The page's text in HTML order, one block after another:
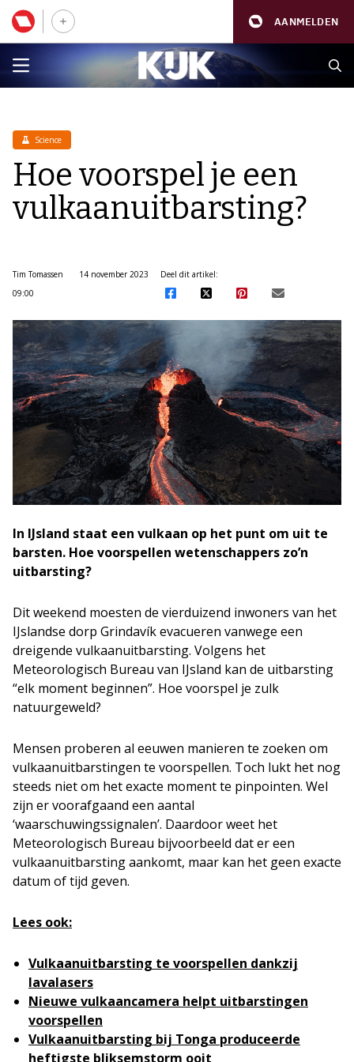
AANMELDEN
Science
Hoe voorspel je een
vulkaanuitbarsting?
Tim Tomassen
14 november 2023
09:00
Deel dit artikel:
In IJsland staat een vulkaan op het punt om uit te
barsten. Hoe voorspellen wetenschappers zo’n
uitbarsting?
Dit weekend moesten de vierduizend inwoners van het
IJslandse dorp Grindavík evacueren vanwege een
dreigende vulkaanuitbarsting. Volgens het
Meteorologisch Bureau van IJsland kan de uitbarsting
“elk moment beginnen”. Hoe voorspel je zulk
natuurgeweld?
Mensen proberen al eeuwen manieren te zoeken om
vulkaanuitbarstingen te voorspellen. Toch lukt het nog
steeds niet om het exacte moment te pinpointen. Wel
zijn er voorafgaand een aantal
‘waarschuwingssignalen’. Daardoor weet het
Meteorologisch Bureau bijvoorbeeld dat er een
vulkaanuitbarsting aankomt, maar kan het geen exacte
datum of tijd geven.
Lees ook:
Vulkaanuitbarsting te voorspellen dankzij
lavalasers
Nieuwe vulkaancamera helpt uitbarstingen
voorspellen
Vulkaanuitbarsting bij Tonga produceerde
heftigste bliksemstorm ooit